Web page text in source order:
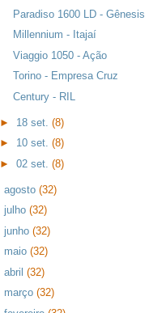
Paradiso 1600 LD - Gênesis
Millennium - Itajaí
Viaggio 1050 - Ação
Torino - Empresa Cruz
Century - RIL
► 18 set.(8)
► 10 set.(8)
►02 set.(8)
agosto (32)
julho (32)
junho (32)
maio (32)
abril (32)
março (32)